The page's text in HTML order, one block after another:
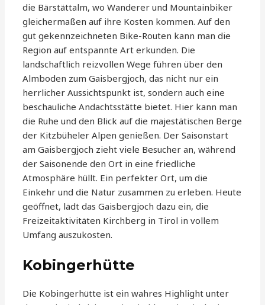
die Bärstättalm, wo Wanderer und Mountainbiker
gleichermaßen auf ihre Kosten kommen. Auf den
gut gekennzeichneten Bike-Routen kann man die
Region auf entspannte Art erkunden. Die
landschaftlich reizvollen Wege führen über den
Almboden zum Gaisbergjoch, das nicht nur ein
herrlicher Aussichtspunkt ist, sondern auch eine
beschauliche Andachtsstätte bietet. Hier kann man
die Ruhe und den Blick auf die majestätischen Berge
der Kitzbüheler Alpen genießen. Der Saisonstart
am Gaisbergjoch zieht viele Besucher an, während
der Saisonende den Ort in eine friedliche
Atmosphäre hüllt. Ein perfekter Ort, um die
Einkehr und die Natur zusammen zu erleben. Heute
geöffnet, lädt das Gaisbergjoch dazu ein, die
Freizeitaktivitäten Kirchberg in Tirol in vollem
Umfang auszukosten.
Kobingerhütte
Die Kobingerhütte ist ein wahres Highlight unter